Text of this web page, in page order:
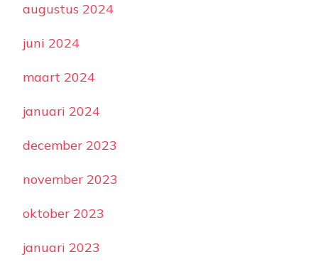
augustus 2024
juni 2024
maart 2024
januari 2024
december 2023
november 2023
oktober 2023
januari 2023